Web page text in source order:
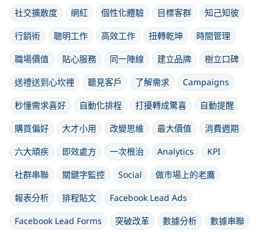
社交擴散度 網紅 個性化體驗 目標客群
知己知彼
行銷術
聰明工作 高效工作 扭轉乾坤
時間管理
職場價值
貼心服務 同一陣線 建立品牌
樹立口碑
送禮送到心坎裡
聽見客戶 了解需求
Campaigns
秒懂需求喜好
自動化排程 打擾轉成驚喜
自動提醒
購買偏好
大才小用 改變思維 最大價值
消費週期
六大頑疾
即效處方 一次根治 Analytics
KPI
社群串聯
關鍵字監控 Social
做市場上的老鷹
報表分析
排程貼文
Facebook Lead Ads
Facebook Lead Forms
突破改革 數據分析
數據串聯